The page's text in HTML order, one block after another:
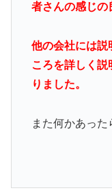
者さんの感じの
他の会社には説
ころを詳しく説
りました。
また何かあった